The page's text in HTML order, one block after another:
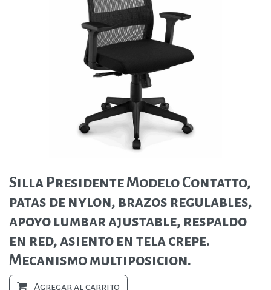
Silla Presidente Modelo Contatto,
patas de nylon, brazos regulables,
apoyo lumbar ajustable, respaldo
en red, asiento en tela crepe.
Mecanismo multiposicion.
Agregar al carrito